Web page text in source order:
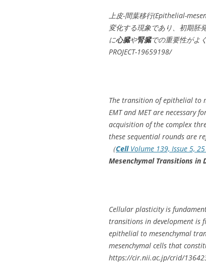
上皮-間葉移行(Epithelial-
変化する現象であり、初期胚
に心臓や腎臓での重要性がよ
PROJECT-19659198/
The transition of epithelial to
EMT and MET are necessary
acquisition of the complex
these sequential rounds are
（CellVolume 139, Issue 5,
Mesenchymal Transitions in
Cellular plasticity is
transitions in development is
epithelial to mesenchymal
mesenchymal cells that
https://cir.nii.ac.jp/crid/